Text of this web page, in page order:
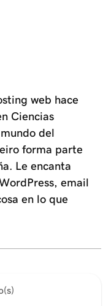
web hace
Ciencias
del
forma parte
Le encanta
email
en lo que